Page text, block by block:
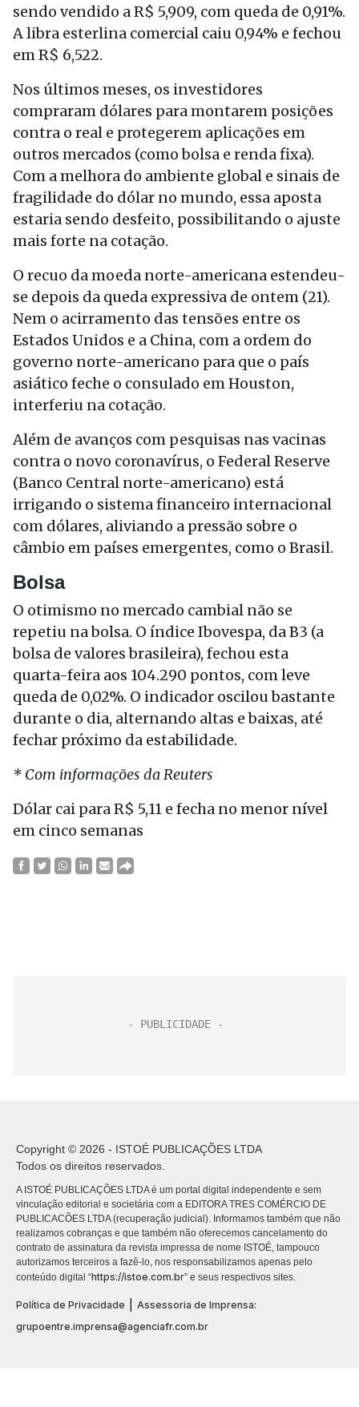
sendo vendido a R$ 5,909, com queda de 0,91%.
A libra esterlina comercial caiu 0,94% e fechou
em R$ 6,522.
Nos últimos meses, os investidores
compraram dólares para montarem posições
contra o real e protegerem aplicações em
outros mercados (como bolsa e renda fixa).
Com a melhora do ambiente global e sinais de
fragilidade do dólar no mundo, essa aposta
estaria sendo desfeito, possibilitando o ajuste
mais forte na cotação.
O recuo da moeda norte-americana estendeu-
se depois da queda expressiva de ontem (21).
Nem o acirramento das tensões entre os
Estados Unidos e a China, com a ordem do
governo norte-americano para que o país
asiático feche o consulado em Houston,
interferiu na cotação.
Além de avanços com pesquisas nas vacinas
contra o novo coronavírus, o Federal Reserve
(Banco Central norte-americano) está
irrigando o sistema financeiro internacional
com dólares, aliviando a pressão sobre o
câmbio em países emergentes, como o Brasil.
Bolsa
O otimismo no mercado cambial não se
repetiu na bolsa. O índice Ibovespa, da B3 (a
bolsa de valores brasileira), fechou esta
quarta-feira aos 104.290 pontos, com leve
queda de 0,02%. O indicador oscilou bastante
durante o dia, alternando altas e baixas, até
fechar próximo da estabilidade.
* Com informações da Reuters
Dólar cai para R$ 5,11 e fecha no menor nível
em cinco semanas
Copyright © 2026 - ISTOÉ PUBLICAÇÕES LTDA
Todos os direitos reservados.
A ISTOÉ PUBLICAÇÕES LTDA é um portal digital independente e sem
vinculação editorial e societária com a EDITORA TRES COMÉRCIO DE
PUBLICACÕES LTDA (recuperação judicial). Informamos também que não
realizamos cobranças e que também não oferecemos cancelamento do
contrato de assinatura da revista impressa de nome ISTOÉ, tampouco
autorizamos terceiros a fazê-lo, nos responsabilizamos apenas pelo
conteúdo digital “https://istoe.com.br” e seus respectivos sites.
Política de Privacidade
Assessoria de Imprensa:
grupoentre.imprensa@agenciafr.com.br